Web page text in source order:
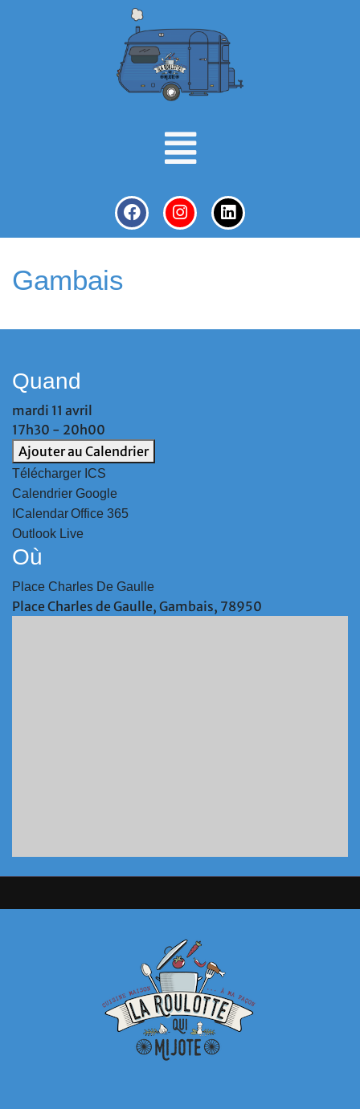
Gambais
Quand
mardi 11 avril
17h30 - 20h00
Ajouter au Calendrier
Télécharger ICS
Calendrier Google
ICalendarOffice 365
Outlook Live
Où
Place Charles De Gaulle
Place Charles de Gaulle, Gambais, 78950